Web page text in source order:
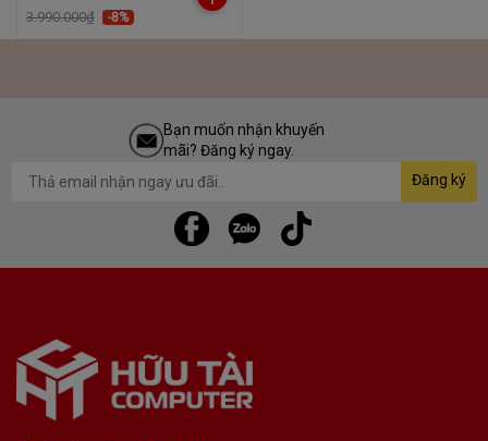
3.990.000₫ -8%
Bạn muốn nhận khuyến
mãi? Đăng ký ngay.
Đăng ký